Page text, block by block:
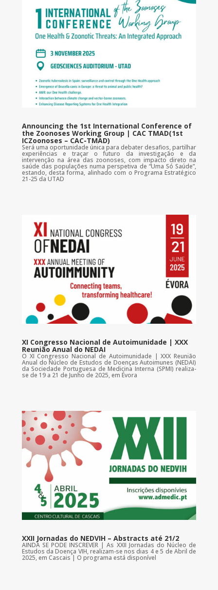
Announcing the 1st International Conference of
the Zoonoses Working Group | CAC TMAD(1st
ICZoonoses – CAC-TMAD)
Será uma oportunidade única para debater desafios, partilhar
experiências e traçar o futuro da investigação e da
intervenção na área das zoonoses, com impacto direto na
saúde das populações numa perspetiva de “Uma Só Saúde”,
estando, desta forma, alinhado com o Programa Estratégico
21-25 da UTAD
XI Congresso Nacional de Autoimunidade | XXX
Reunião Anual do NEDAI
O XI Congresso Nacional de Autoimunidade | XXX Reunião
Anual do Núcleo de Estudos de Doenças Autoimunes (NEDAI)
da Sociedade Portuguesa de Medicina Interna (SPMI) realiza-
se de 19 a 21 de Junho de 2025, em Évora
XXII Jornadas do NEDVIH – Abstracts até 21/2
AINDA SE PODE INSCREVER | As XXII Jornadas do Núcleo de
Estudos da Doença VIH, realizam-se nos dias 4 e 5 de Abril de
2025, em Cascais | O programa está disponível